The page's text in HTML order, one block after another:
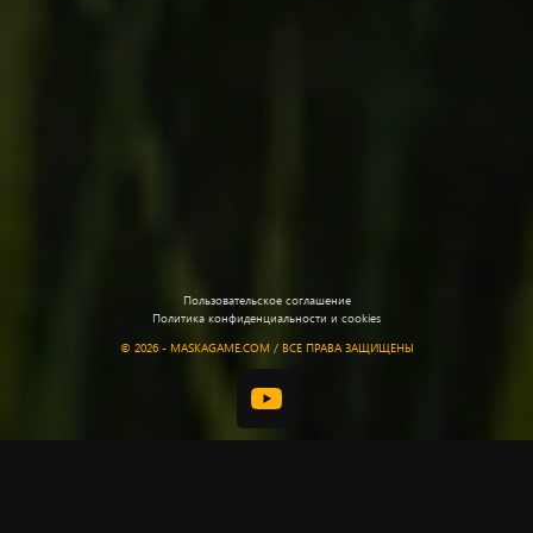
Пользовательское соглашение
Политика конфиденциальности и cookies
© 2026 - MASKAGAME.COM / ВСЕ ПРАВА ЗАЩИЩЕНЫ